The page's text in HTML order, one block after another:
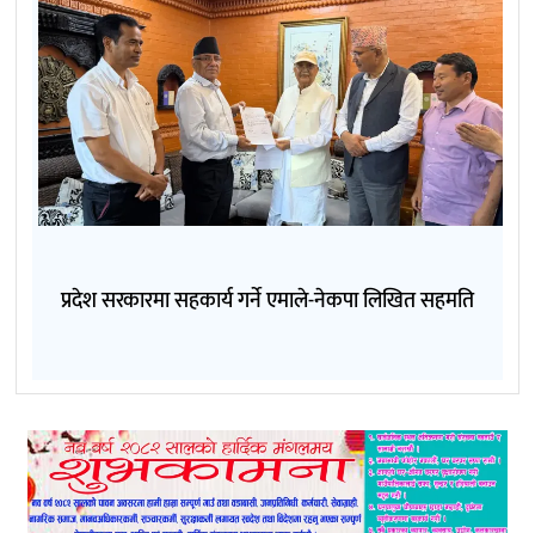
प्रदेश सरकारमा सहकार्य गर्ने एमाले-नेकपा लिखित सहमति